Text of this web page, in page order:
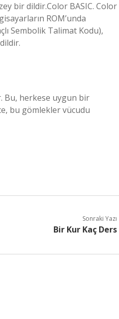
bir dildir.Color BASIC. Color
ROM’unda
Sembolik Talimat Kodu),
Bu, herkese uygun bir
bu gömlekler vücudu
Sonraki Yazı
Bir Kur Kaç Ders